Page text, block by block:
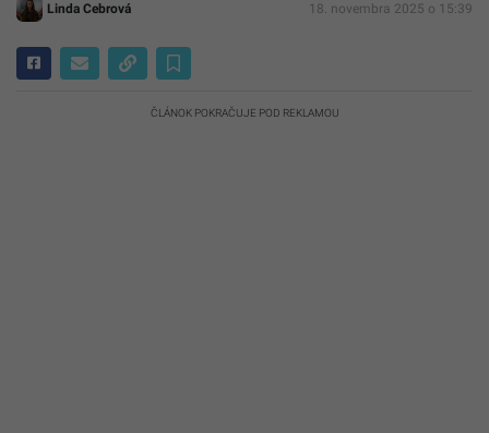
Linda Cebrová 18. novembra 2025 o 15:39
ČLÁNOK POKRAČUJE POD REKLAMOU